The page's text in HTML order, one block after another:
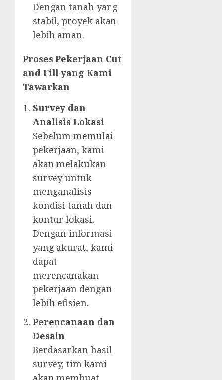
Dengan tanah yang
stabil, proyek akan
lebih aman.
Proses Pekerjaan Cut
and Fill yang Kami
Tawarkan
Survey dan
Analisis Lokasi
Sebelum memulai
pekerjaan, kami
akan melakukan
survey untuk
menganalisis
kondisi tanah dan
kontur lokasi.
Dengan informasi
yang akurat, kami
dapat
merencanakan
pekerjaan dengan
lebih efisien.
Perencanaan dan
Desain
Berdasarkan hasil
survey, tim kami
akan membuat